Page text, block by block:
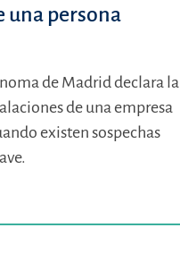
una persona
de Madrid declara la
de una empresa
existen sospechas